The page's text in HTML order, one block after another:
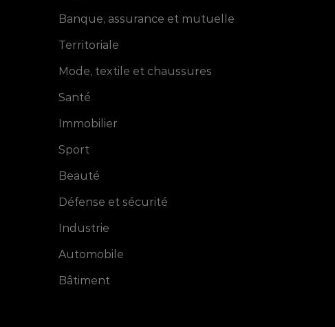
Banque, assurance et mutuelle
Territoriale
Mode, textile et chaussures
Santé
Immobilier
Sport
Beauté
Défense et sécurité
Industrie
Automobile
Bâtiment